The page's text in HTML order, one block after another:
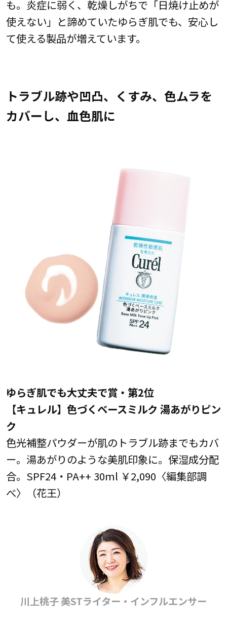
も。炎症に弱く、乾燥しがちで「日焼け止めが
使えない」と諦めていたゆらぎ肌でも、安心し
て使える製品が増えています。
トラブル跡や凹凸、くすみ、色ムラを
カバーし、血色肌に
ゆらぎ肌でも大丈夫で賞・第2位
【キュレル】色づくベースミルク 湯あがりピン
ク
色光補整パウダーが肌のトラブル跡までもカバ
ー。湯あがりのような美肌印象に。保湿成分配
合。SPF24・PA++ 30ml ￥2,090〈編集部調
べ〉（花王）
川上桃子 美STライター・インフルエンサー